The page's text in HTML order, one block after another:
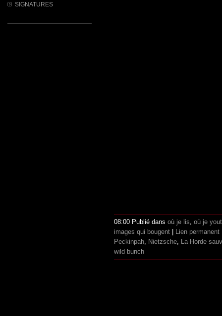
SIGNATURES
08:00 Publié dans où je lis, où je
images qui bougent
Lien permanent
Peckinpah, Nietzsche, La Horde
wild bunch